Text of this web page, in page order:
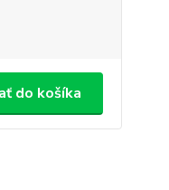
do košíka